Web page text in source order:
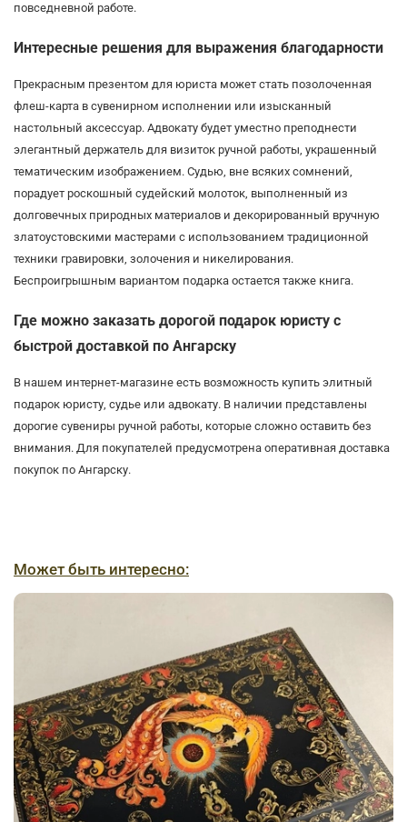
повседневной работе.
Интересные решения для выражения благодарности
Прекрасным презентом для юриста может стать позолоченная
флеш-карта в сувенирном исполнении или изысканный
настольный аксессуар. Адвокату будет уместно преподнести
элегантный держатель для визиток ручной работы, украшенный
тематическим изображением. Судью, вне всяких сомнений,
порадует роскошный судейский молоток, выполненный из
долговечных природных материалов и декорированный вручную
златоустовскими мастерами с использованием традиционной
техники гравировки, золочения и никелирования.
Беспроигрышным вариантом подарка остается также книга.
Где можно заказать дорогой подарок юристу с
быстрой доставкой по Ангарску
В нашем интернет-магазине есть возможность купить элитный
подарок юристу, судье или адвокату. В наличии представлены
дорогие сувениры ручной работы, которые сложно оставить без
внимания. Для покупателей предусмотрена оперативная доставка
покупок по Ангарску.
Может быть интересно: